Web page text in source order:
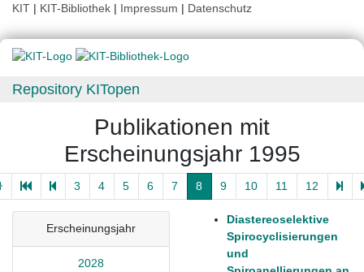
KIT | KIT-Bibliothek | Impressum | Datenschutz
Repository KITopen
Publikationen mit
Erscheinungsjahr 1995
3 4 5 6 7 8 9 10 11 12
Erscheinungsjahr
2028
Diastereoselektive
Spirocyclisierungen
und